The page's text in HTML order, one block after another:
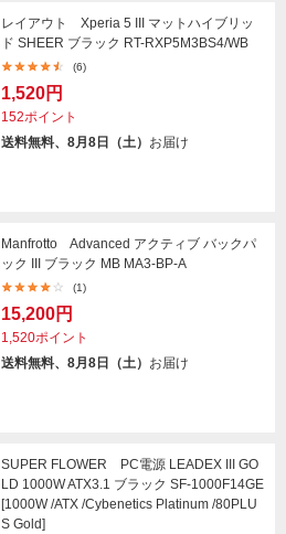
レイアウト Xperia 5 III マットハイブリッ
ド SHEER ブラック RT-RXP5M3BS4/WB
(6)
1,520円
152ポイント
送料無料、8月8日（土） お届け
Manfrotto Advanced アクティブ バックパ
ック III ブラック MB MA3-BP-A
(1)
15,200円
1,520ポイント
送料無料、8月8日（土） お届け
SUPER FLOWER PC電源 LEADEX III GO
LD 1000W ATX3.1 ブラック SF-1000F14GE
[1000W /ATX /Cybenetics Platinum /80PLU
S Gold]